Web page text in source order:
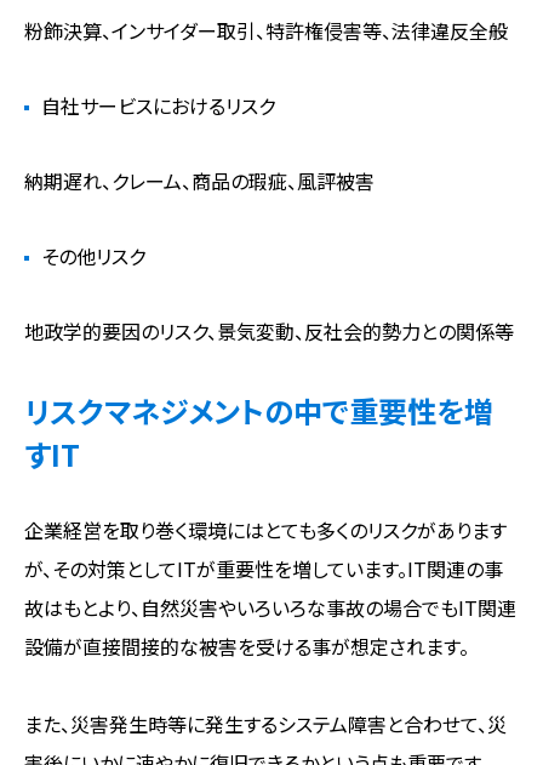
粉飾決算、インサイダー取引、特許権侵害等、法律違反全般
自社サービスにおけるリスク
納期遅れ、クレーム、商品の瑕疵、風評被害
その他リスク
地政学的要因のリスク、景気変動、反社会的勢力との関係等
リスクマネジメントの中で重要性を増
すIT
企業経営を取り巻く環境にはとても多くのリスクがあります
が、その対策としてITが重要性を増しています。IT関連の事
故はもとより、自然災害やいろいろな事故の場合でもIT関連
設備が直接間接的な被害を受ける事が想定されます。
また、災害発生時等に発生するシステム障害と合わせて、災